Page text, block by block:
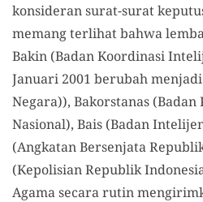
konsideran surat-surat
memang terlihat bahwa
Bakin (Badan Koordinasi
Januari 2001 berubah
Negara)), Bakorstanas
Nasional), Bais (Badan
(Angkatan Bersenjata
(Kepolisian Republik
Agama secara rutin